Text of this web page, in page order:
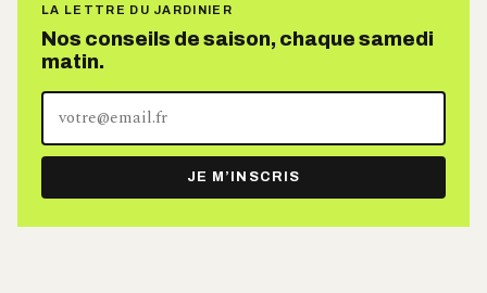
LA LETTRE DU JARDINIER
Nos conseils de saison, chaque samedi
matin.
Votre
adresse
e-
mail
JE M’INSCRIS